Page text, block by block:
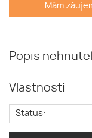
Mám
Popis
Vlastnosti
Status: